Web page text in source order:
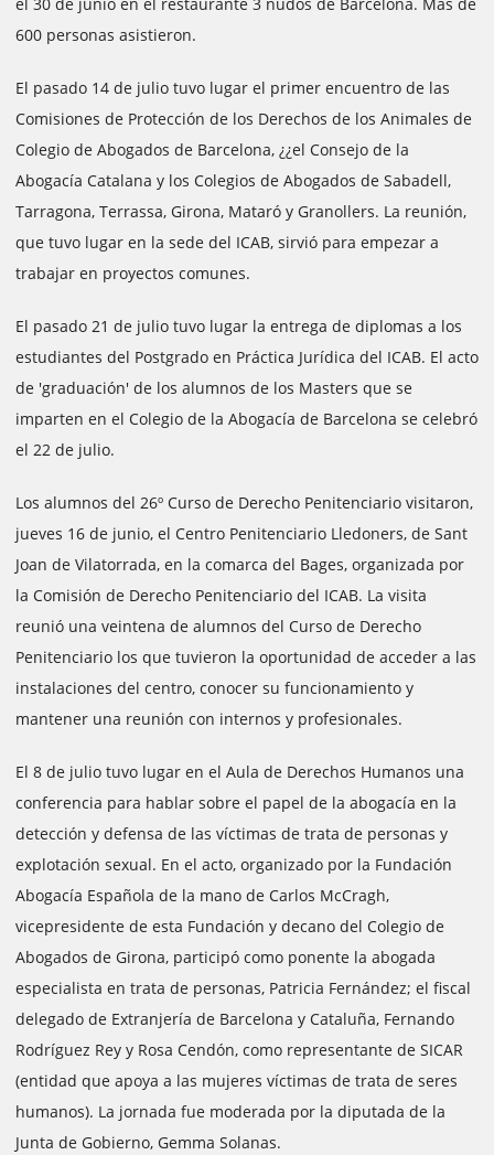
600 personas asistieron.
El pasado 14 de julio tuvo lugar el primer encuentro de las
Comisiones de Protección de los Derechos de los Animales de
Colegio de Abogados de Barcelona, ¿¿el Consejo de la
Abogacía Catalana y los Colegios de Abogados de Sabadell,
Tarragona, Terrassa, Girona, Mataró y Granollers. La reunión,
que tuvo lugar en la sede del ICAB, sirvió para empezar a
trabajar en proyectos comunes.
El pasado 21 de julio tuvo lugar la entrega de diplomas a los
estudiantes del Postgrado en Práctica Jurídica del ICAB. El acto
de 'graduación' de los alumnos de los Masters que se
imparten en el Colegio de la Abogacía de Barcelona se celebró
el 22 de julio.
Los alumnos del 26º Curso de Derecho Penitenciario visitaron,
jueves 16 de junio, el Centro Penitenciario Lledoners, de Sant
Joan de Vilatorrada, en la comarca del Bages, organizada por
la Comisión de Derecho Penitenciario del ICAB. La visita
reunió una veintena de alumnos del Curso de Derecho
Penitenciario los que tuvieron la oportunidad de acceder a las
instalaciones del centro, conocer su funcionamiento y
mantener una reunión con internos y profesionales.
El 8 de julio tuvo lugar en el Aula de Derechos Humanos una
conferencia para hablar sobre el papel de la abogacía en la
detección y defensa de las víctimas de trata de personas y
explotación sexual. En el acto, organizado por la Fundación
Abogacía Española de la mano de Carlos McCragh,
vicepresidente de esta Fundación y decano del Colegio de
Abogados de Girona, participó como ponente la abogada
especialista en trata de personas, Patricia Fernández; el fiscal
delegado de Extranjería de Barcelona y Cataluña, Fernando
Rodríguez Rey y Rosa Cendón, como representante de SICAR
(entidad que apoya a las mujeres víctimas de trata de seres
humanos). La jornada fue moderada por la diputada de la
Junta de Gobierno, Gemma Solanas.